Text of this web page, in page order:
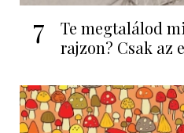
7
Te megtalálod
rajzon? Csak az